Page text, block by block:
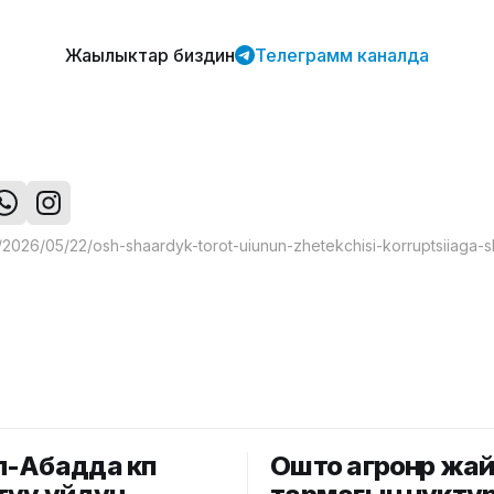
Жаңылыктар биздин Телеграмм каналда
көп
Ошто агроөнөр жай